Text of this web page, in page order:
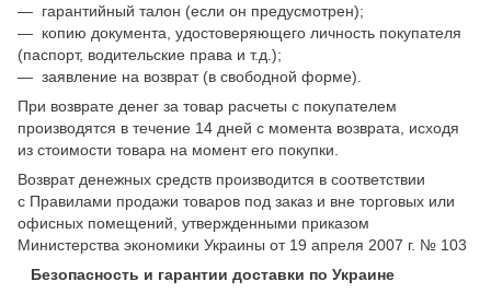
— гарантийный талон (если он предусмотрен);
— копию документа, удостоверяющего личность покупателя
(паспорт, водительские права и т.д.);
— заявление на возврат (в свободной форме).
При возврате денег за товар расчеты с покупателем
производятся в течение 14 дней с момента возврата, исходя
из стоимости товара на момент его покупки.
Возврат денежных средств производится в соответствии
с Правилами продажи товаров под заказ и вне торговых или
офисных помещений, утвержденными приказом
Министерства экономики Украины от 19 апреля 2007 г. № 103
Безопасность и гарантии доставки по Украине